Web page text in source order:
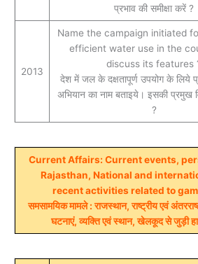
प्रभाव की समीक्षा करें ?
2013
Name the campaign initiated
efficient water use in the
discuss its features
देश में जल के दक्षतापूर्ण उपयोग के लिये
अभियान का नाम बताइये। इसकी प्रमुख
?
Current Affairs: Current events,
Rajasthan, National and
recent activities related to
समसामयिक मामले : राजस्थान, राष्ट्रीय एवं
घटनाएं, व्यक्ति एवं स्थान, खेलकूद से जुड़ी